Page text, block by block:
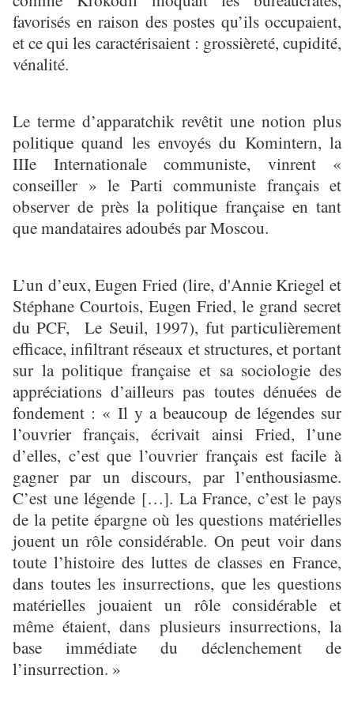
favorisés en raison des postes qu’ils occupaient,
et ce qui les caractérisaient : grossièreté, cupidité,
vénalité.
Le terme d’apparatchik revêtit une notion plus
politique quand les envoyés du Komintern, la
IIIe Internationale communiste, vinrent «
conseiller » le Parti communiste français et
observer de près la politique française en tant
que mandataires adoubés par Moscou.
L’un d’eux, Eugen Fried (lire, d'Annie Kriegel et
Stéphane Courtois, Eugen Fried, le grand secret
du PCF, Le Seuil, 1997), fut particulièrement
efficace, infiltrant réseaux et structures, et portant
sur la politique française et sa sociologie des
appréciations d’ailleurs pas toutes dénuées de
fondement : « Il y a beaucoup de légendes sur
l’ouvrier français, écrivait ainsi Fried, l’une
d’elles, c’est que l’ouvrier français est facile à
gagner par un discours, par l’enthousiasme.
C’est une légende […]. La France, c’est le pays
de la petite épargne où les questions matérielles
jouent un rôle considérable. On peut voir dans
toute l’histoire des luttes de classes en France,
dans toutes les insurrections, que les questions
matérielles jouaient un rôle considérable et
même étaient, dans plusieurs insurrections, la
base immédiate du déclenchement de
l’insurrection. »